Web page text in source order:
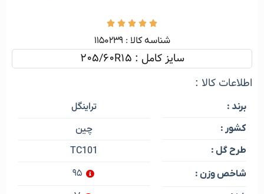





شناسه کالا :‌ ۱۱۵۰۲۳۹
سایز کامل : 205/60R15
اطلاعات کالا :
برند :
کشور :
طرح گل :
شاخص وزن :
تراینگل
چین
TC101
۹۵